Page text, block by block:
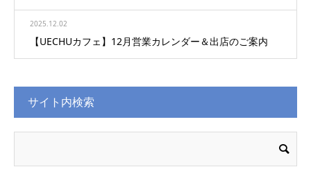
2025.12.02
【UECHUカフェ】12月営業カレンダー＆出店のご案内
サイト内検索